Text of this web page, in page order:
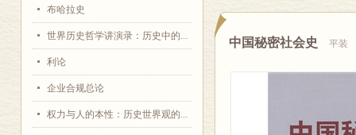
布哈拉史
世界历史哲学讲演录：历史中的...
利论
企业合规总论
权力与人的本性：历史世界观的...
中国秘密社会史 平装